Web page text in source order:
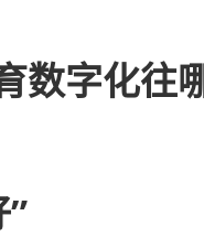
字化往